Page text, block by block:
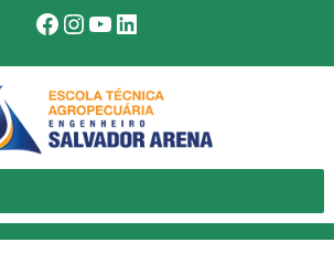
Facebook
Instagram
Youtube
LinkedIn